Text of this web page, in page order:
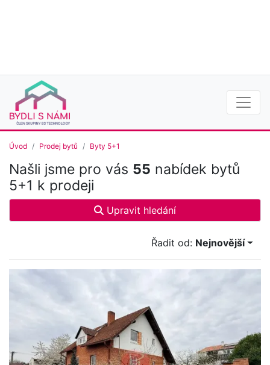
Úvod Prodej bytů Byty 5+1
Našli jsme pro vás 55 nabídek bytů
5+1 k prodeji
Upravit hledání
Řadit od: Nejnovější